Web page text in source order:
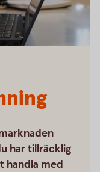
har tillräcklig
handla med